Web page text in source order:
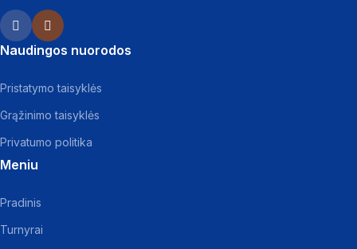
Naudingos nuorodos
Pristatymo taisyklės
Grąžinimo taisyklės
Privatumo politika
Meniu
Pradinis
Turnyrai